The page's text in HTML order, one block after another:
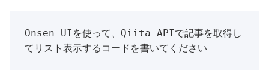
Onsen UIを使って、Qiita APIで記事を取得し